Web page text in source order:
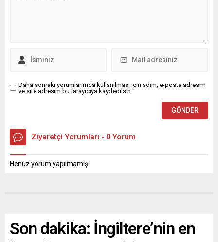
Daha sonraki yorumlarımda kullanılması için adım, e-posta adresim
ve site adresim bu tarayıcıya kaydedilsin.
Ziyaretçi Yorumları - 0 Yorum
Henüz yorum yapılmamış.
Son dakika: İngiltere’nin en